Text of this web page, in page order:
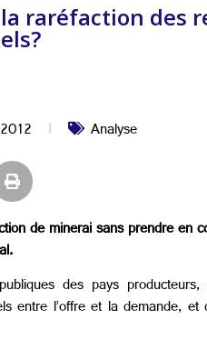
raréfaction des
Analyse
de minerai sans prendre en
des pays
entre l’offre et la demande,